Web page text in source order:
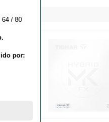
64 / 80
por: